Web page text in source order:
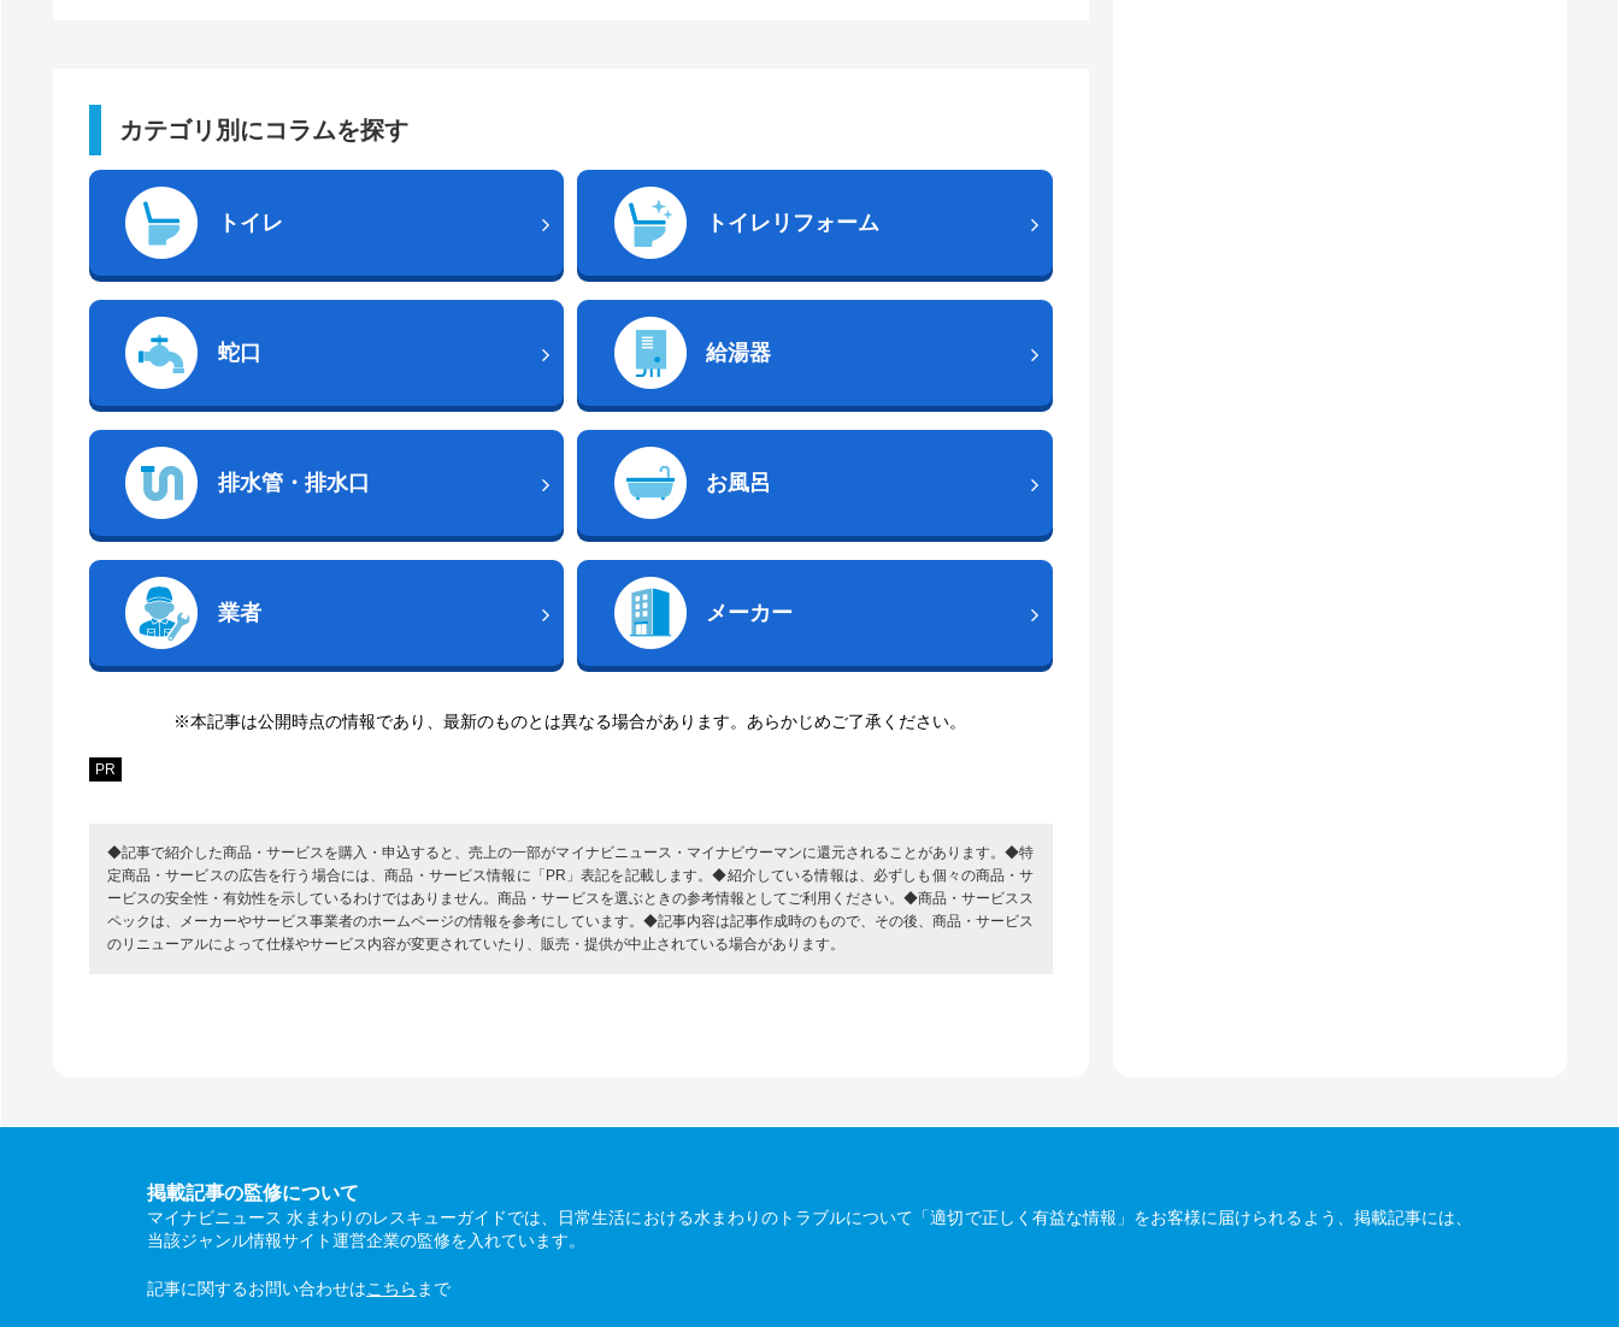
カテゴリ別にコラムを探す
トイレ トイレリフォーム
蛇口 給湯器
排水管・排水口 お風呂
業者 メーカー
※本記事は公開時点の情報であり、最新のものとは異なる場合があります。あらかじめご了承ください。
PR
◆記事で紹介した商品・サービスを購入・申込すると、売上の一部がマイナビニュース・マイナビウーマンに還元されることがあります。◆特
定商品・サービスの広告を行う場合には、商品・サービス情報に「PR」表記を記載します。◆紹介している情報は、必ずしも個々の商品・サ
ービスの安全性・有効性を示しているわけではありません。商品・サービスを選ぶときの参考情報としてご利用ください。◆商品・サービスス
ペックは、メーカーやサービス事業者のホームページの情報を参考にしています。◆記事内容は記事作成時のもので、その後、商品・サービス
のリニューアルによって仕様やサービス内容が変更されていたり、販売・提供が中止されている場合があります。
掲載記事の監修について
マイナビニュース 水まわりのレスキューガイドでは、日常生活における水まわりのトラブルについて「適切で正しく有益な情報」をお客様に届けられるよう、掲載記事には、
当該ジャンル情報サイト運営企業の監修を入れています。
記事に関するお問い合わせはこちら まで